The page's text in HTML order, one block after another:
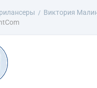
Виктория